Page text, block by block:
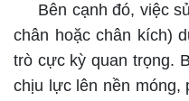
Bên cạnh đó, việc
chân hoặc chân kích)
trò cực kỳ quan trọng.
chịu lực lên nền